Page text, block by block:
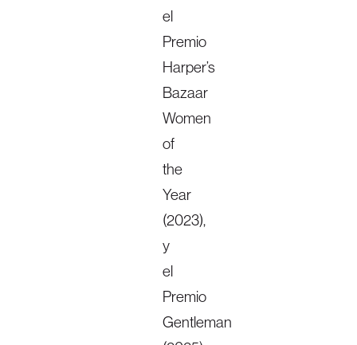
el
Premio
Harper’s
Bazaar
Women
of
the
Year
(2023),
y
el
Premio
Gentleman